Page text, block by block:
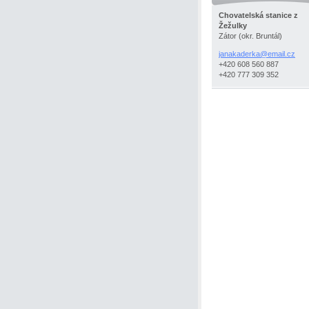
Chovatelská stanice z
Žežulky
Zátor (okr. Bruntál)
janakaderka@email.cz
+420 608 560 887
+420 777 309 352